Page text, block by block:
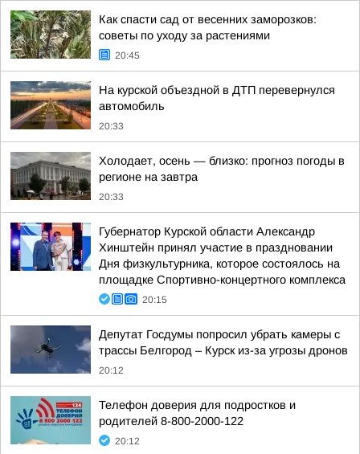
Как спасти сад от весенних заморозков:
советы по уходу за растениями
20:45
На курской объездной в ДТП перевернулся
автомобиль
20:33
Холодает, осень — близко: прогноз погоды в
регионе на завтра
20:33
Губернатор Курской области Александр
Хинштейн принял участие в праздновании
Дня физкультурника, которое состоялось на
площадке Спортивно-концертного комплекса
20:15
Депутат Госдумы попросил убрать камеры с
трассы Белгород – Курск из-за угрозы дронов
20:12
Телефон доверия для подростков и
родителей 8-800-2000-122
20:12